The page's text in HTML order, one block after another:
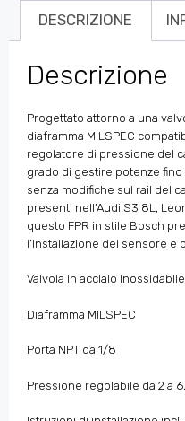
DESCRIZIONE
Descrizione
Progettato attorno a una
diaframma MILSPEC
regolatore di pressione del
grado di gestire potenze
senza modifiche sul rail del
presenti nell’Audi S3 8L,
questo FPR in stile Bosch
l’installazione del sensore e
Valvola in acciaio
Diaframma MILSPEC
Porta NPT da 1/8
Pressione regolabile da 2 a